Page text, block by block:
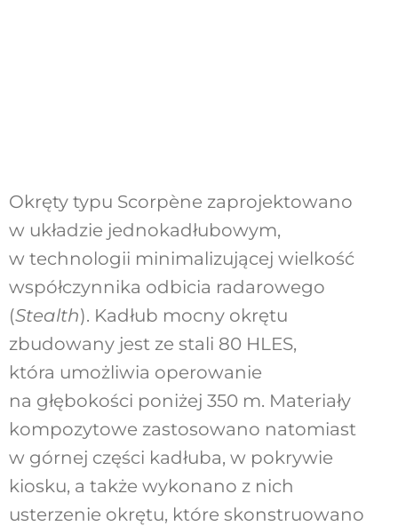
Okręty typu Scorpène zaprojektowano
w układzie jednokadłubowym,
w technologii minimalizującej wielkość
współczynnika odbicia radarowego
(Stealth). Kadłub mocny okrętu
zbudowany jest ze stali 80 HLES,
która umożliwia operowanie
na głębokości poniżej 350 m. Materiały
kompozytowe zastosowano natomiast
w górnej części kadłuba, w pokrywie
kiosku, a także wykonano z nich
usterzenie okrętu, które skonstruowano